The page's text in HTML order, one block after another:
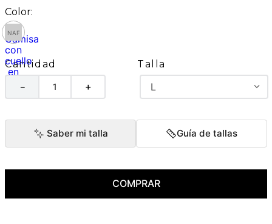
Cantidad
＋
－
Talla
L
Saber mi talla Guía de tallas
COMPRAR